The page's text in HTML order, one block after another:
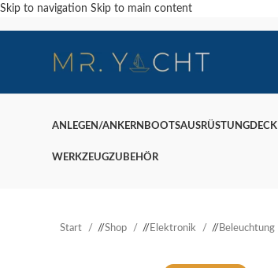
Skip to navigation Skip to main content
ANLEGEN/ANKERN BOOTSAUSRÜSTUNG DECK
WERKZEUGZUBEHÖR
Start / Shop / Elektronik / Beleuchtung